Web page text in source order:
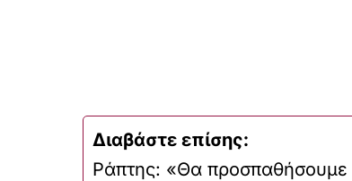
Διαβάστε επίσης:
Ράπτης: «Θα προσπαθήσουμε